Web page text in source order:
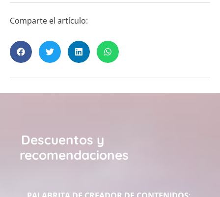
Comparte el artículo:
Descuentos y
recomendaciones